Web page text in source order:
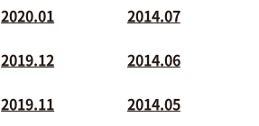
2020.01
2019.12
2019.11
2014.07
2014.06
2014.05